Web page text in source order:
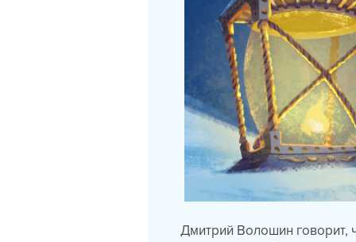
Дмитрий Волошин говорит,